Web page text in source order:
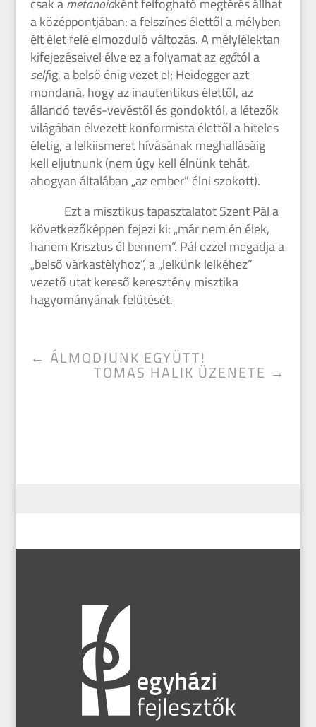
a középpontjában: a felszínes élettől a mélyben
élt élet felé elmozduló változás. A mélylélektan
kifejezéseivel élve ez a folyamat azegótól a
selfig, a belső énig vezet el; Heidegger azt
mondaná, hogy az inautentikus élettől, az
állandó tevés-vevéstől és gondoktól, a létezők
világában élvezett konformista élettől a hiteles
életig, a lelkiismeret hívásának meghallásáig
kell eljutnunk (nem úgy kell élnünk tehát,
ahogyan általában „az ember” élni szokott).
Ezt a misztikus tapasztalatot Szent Pál a
következőképpen fejezi ki: „már nem én élek,
hanem Krisztus él bennem”. Pál ezzel megadja a
„belső várkastélyhoz”, a „lelkünk lelkéhez”
vezető utat kereső keresztény misztika
hagyományának felütését.
← ÁLMODJUNK EGYÜTT!
TOMAS HALIK ÜZENETE →